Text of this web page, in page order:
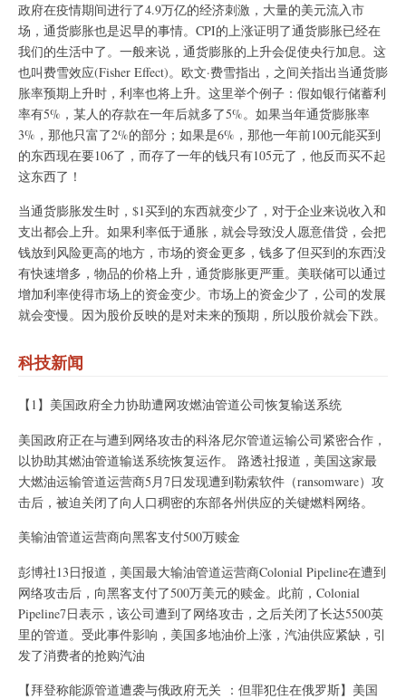
政府在疫情期间进行了4.9万亿的经济刺激，大量的美元流入市
场，通货膨胀也是迟早的事情。CPI的上涨证明了通货膨胀已经在
我们的生活中了。一般来说，通货膨胀的上升会促使央行加息。这
也叫费雪效应(Fisher Effect)。欧文·费雪指出，之间关指出当通货膨
胀率预期上升时，利率也将上升。这里举个例子：假如银行储蓄利
率有5%，某人的存款在一年后就多了5%。如果当年通货膨胀率
3%，那他只富了2%的部分；如果是6%，那他一年前100元能买到
的东西现在要106了，而存了一年的钱只有105元了，他反而买不起
这东西了！
当通货膨胀发生时，$1买到的东西就变少了，对于企业来说收入和
支出都会上升。如果利率低于通胀，就会导致没人愿意借贷，会把
钱放到风险更高的地方，市场的资金更多，钱多了但买到的东西没
有快速增多，物品的价格上升，通货膨胀更严重。美联储可以通过
增加利率使得市场上的资金变少。市场上的资金少了，公司的发展
就会变慢。因为股价反映的是对未来的预期，所以股价就会下跌。
科技新闻
【1】美国政府全力协助遭网攻燃油管道公司恢复输送系统
美国政府正在与遭到网络攻击的科洛尼尔管道运输公司紧密合作，
以协助其燃油管道输送系统恢复运作。 路透社报道，美国这家最
大燃油运输管道运营商5月7日发现遭到勒索软件（ransomware）攻
击后，被迫关闭了向人口稠密的东部各州供应的关键燃料网络。
美输油管道运营商向黑客支付500万赎金
彭博社13日报道，美国最大输油管道运营商Colonial Pipeline在遭到
网络攻击后，向黑客支付了500万美元的赎金。此前，Colonial
Pipeline7日表示，该公司遭到了网络攻击，之后关闭了长达5500英
里的管道。受此事件影响，美国多地油价上涨，汽油供应紧缺，引
发了消费者的抢购汽油
【拜登称能源管道遭袭与俄政府无关 ：但罪犯住在俄罗斯】美国